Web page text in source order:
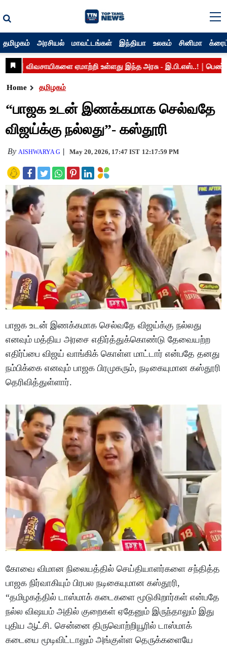
தமிழகம் அரசியல் மாவட்டங்கள் இந்தியா உலகம் சினிமா
Home தமிழகம்
“பாஜக உடன் இணக்கமாக செல்வதே
விஜய்க்கு நல்லது”- கஸ்தூரி
By AISHWARYA G May 20, 2026, 17:47 IST 12:17:59 PM
பாஜக உடன் இணக்கமாக செல்வதே விஜய்க்கு நல்லது
எனவும் மத்திய அரசை எதிர்த்துக்கொண்டு தேவையற்ற
எதிர்ப்பை விஜய் வாங்கிக் கொள்ள மாட்டார் என்பதே தனது
நம்பிக்கை எனவும் பாஜக பிரமுகரும், நடிகையுமான கஸ்தூரி
தெரிவித்துள்ளார்.
கோவை விமான நிலையத்தில் செய்தியாளர்களை சந்தித்த
பாஜக நிர்வாகியும் பிரபல நடிகையுமான கஸ்தூரி,
“தமிழகத்தில் டாஸ்மாக் கடைகளை மூடுகிறார்கள் என்பதே
நல்ல விஷயம் அதில் குறைகள் ஏதேனும் இருந்தாலும் இது
புதிய ஆட்சி. சென்னை திருவொற்றியூரில் டாஸ்மாக்
கடையை மூடிவிட்டாலும் அங்குள்ள தெருக்களையே